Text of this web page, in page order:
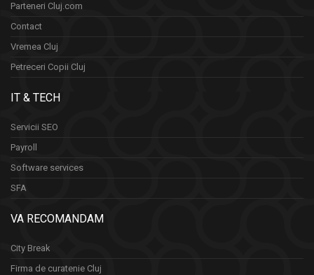
Parteneri Cluj.com
Contact
Vremea Cluj
Petreceri Copii Cluj
IT & TECH
Servicii SEO
Payroll
Software services
SFA
VA RECOMANDAM
City Break
Firma de curatenie Cluj